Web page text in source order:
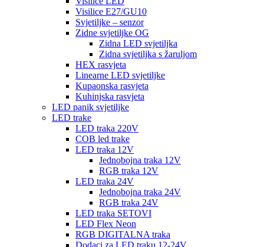
Visilice E27/GU10
Svjetiljke – senzor
Zidne svjetiljke OG
Zidna LED svjetiljka
Zidna svjetiljka s žaruljom
HEX rasvjeta
Linearne LED svjetiljke
Kupaonska rasvjeta
Kuhinjska rasvjeta
LED panik svjetiljke
LED trake
LED traka 220V
COB led trake
LED traka 12V
Jednobojna traka 12V
RGB traka 12V
LED traka 24V
Jednobojna traka 24V
RGB traka 24V
LED traka SETOVI
LED Flex Neon
RGB DIGITALNA traka
Dodaci za LED traku 12-24V